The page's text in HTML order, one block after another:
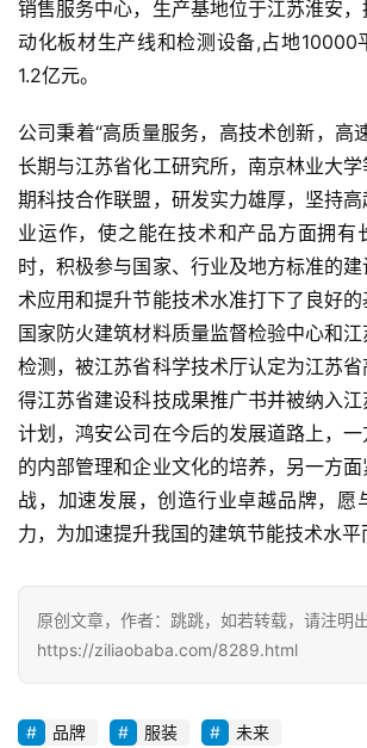
销售服务中心，生产基地位于江苏淮安
动化板材生产线和检测设备,占地10000
1.2亿元。
公司秉着“高质量服务，高技术创新，高
长期与江苏省化工研究所，南京林业大
期科技合作联盟，研发实力雄厚，坚持
业运作，使之能在技术和产品方面拥有
时，积极参与国家、行业及地方标准的
术应用和提升节能技术水准打下了良好
国家防火建筑材料质量监督检验中心和
检测，被江苏省科学技术厅认定为江苏
得江苏省建设科技成果推广书并被纳入
计划，鸿安公司在今后的发展道路上，
的内部管理和企业文化的培养，另一方
战，加速发展，创造行业卓越品牌，愿
力，为加速提升我国的建筑节能技术水平
原创文章，作者：跳跳，如若转载，请注明出
https://ziliaobaba.com/8289.html
品牌 服装 未来